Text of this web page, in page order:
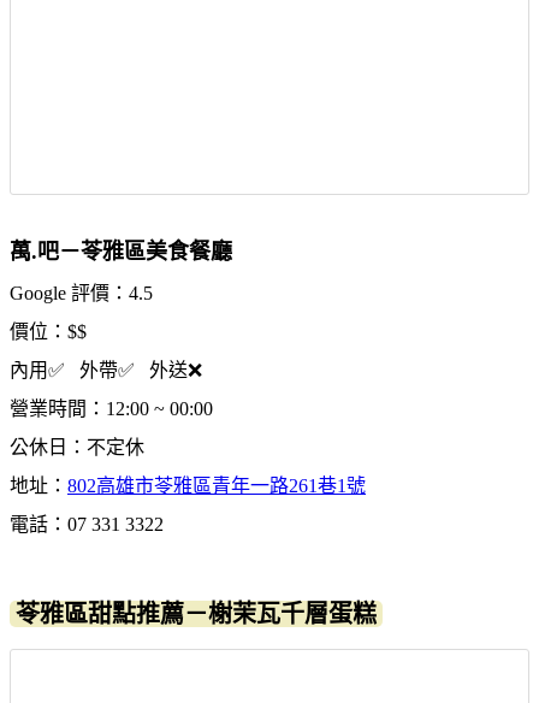
萬.吧－苓雅區美食餐廳
Google 評價：4.5
價位：$$
內用✅ 外帶✅ 外送❌
營業時間：12:00 ~ 00:00
公休日：不定休
地址： 802高雄市苓雅區青年一路261巷1號
電話：07 331 3322
苓雅區甜點推薦－榭茉瓦千層蛋糕